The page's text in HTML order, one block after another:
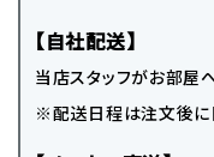
【自社配送】
当店スタッフがお部屋
※配送日程は注文後に